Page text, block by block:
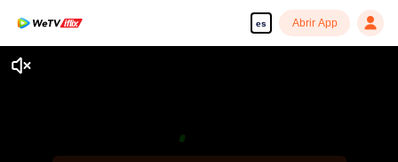
es Abrir App